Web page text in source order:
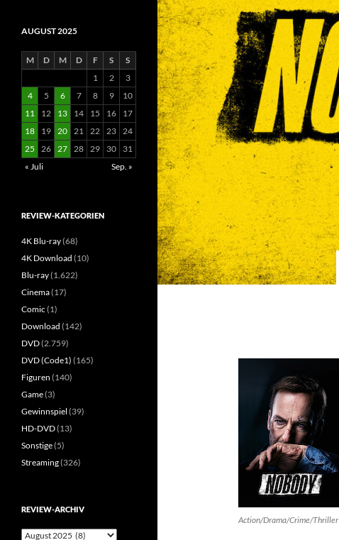
Action/Drama/Crime/Thriller
AUGUST 2025
M D M D F S
S
1
2
3
4
5 6 7 8 9
10
11
12 13 14 15 16
17
18
19 20 21 22 23 24
25
26 27 28 29 30
31
« Juli
Sep. »
REVIEW-KATEGORIEN
4K Blu-ray(68)
4K Download (10)
Blu-ray(1.622)
Cinema(17)
Comic (1)
Download (142)
DVD(2.759)
DVD (Code1) (165)
Figuren (140)
Game(3)
Gewinnspiel (39)
HD-DVD(13)
Sonstige(5)
Streaming(326)
REVIEW-ARCHIV
Review-